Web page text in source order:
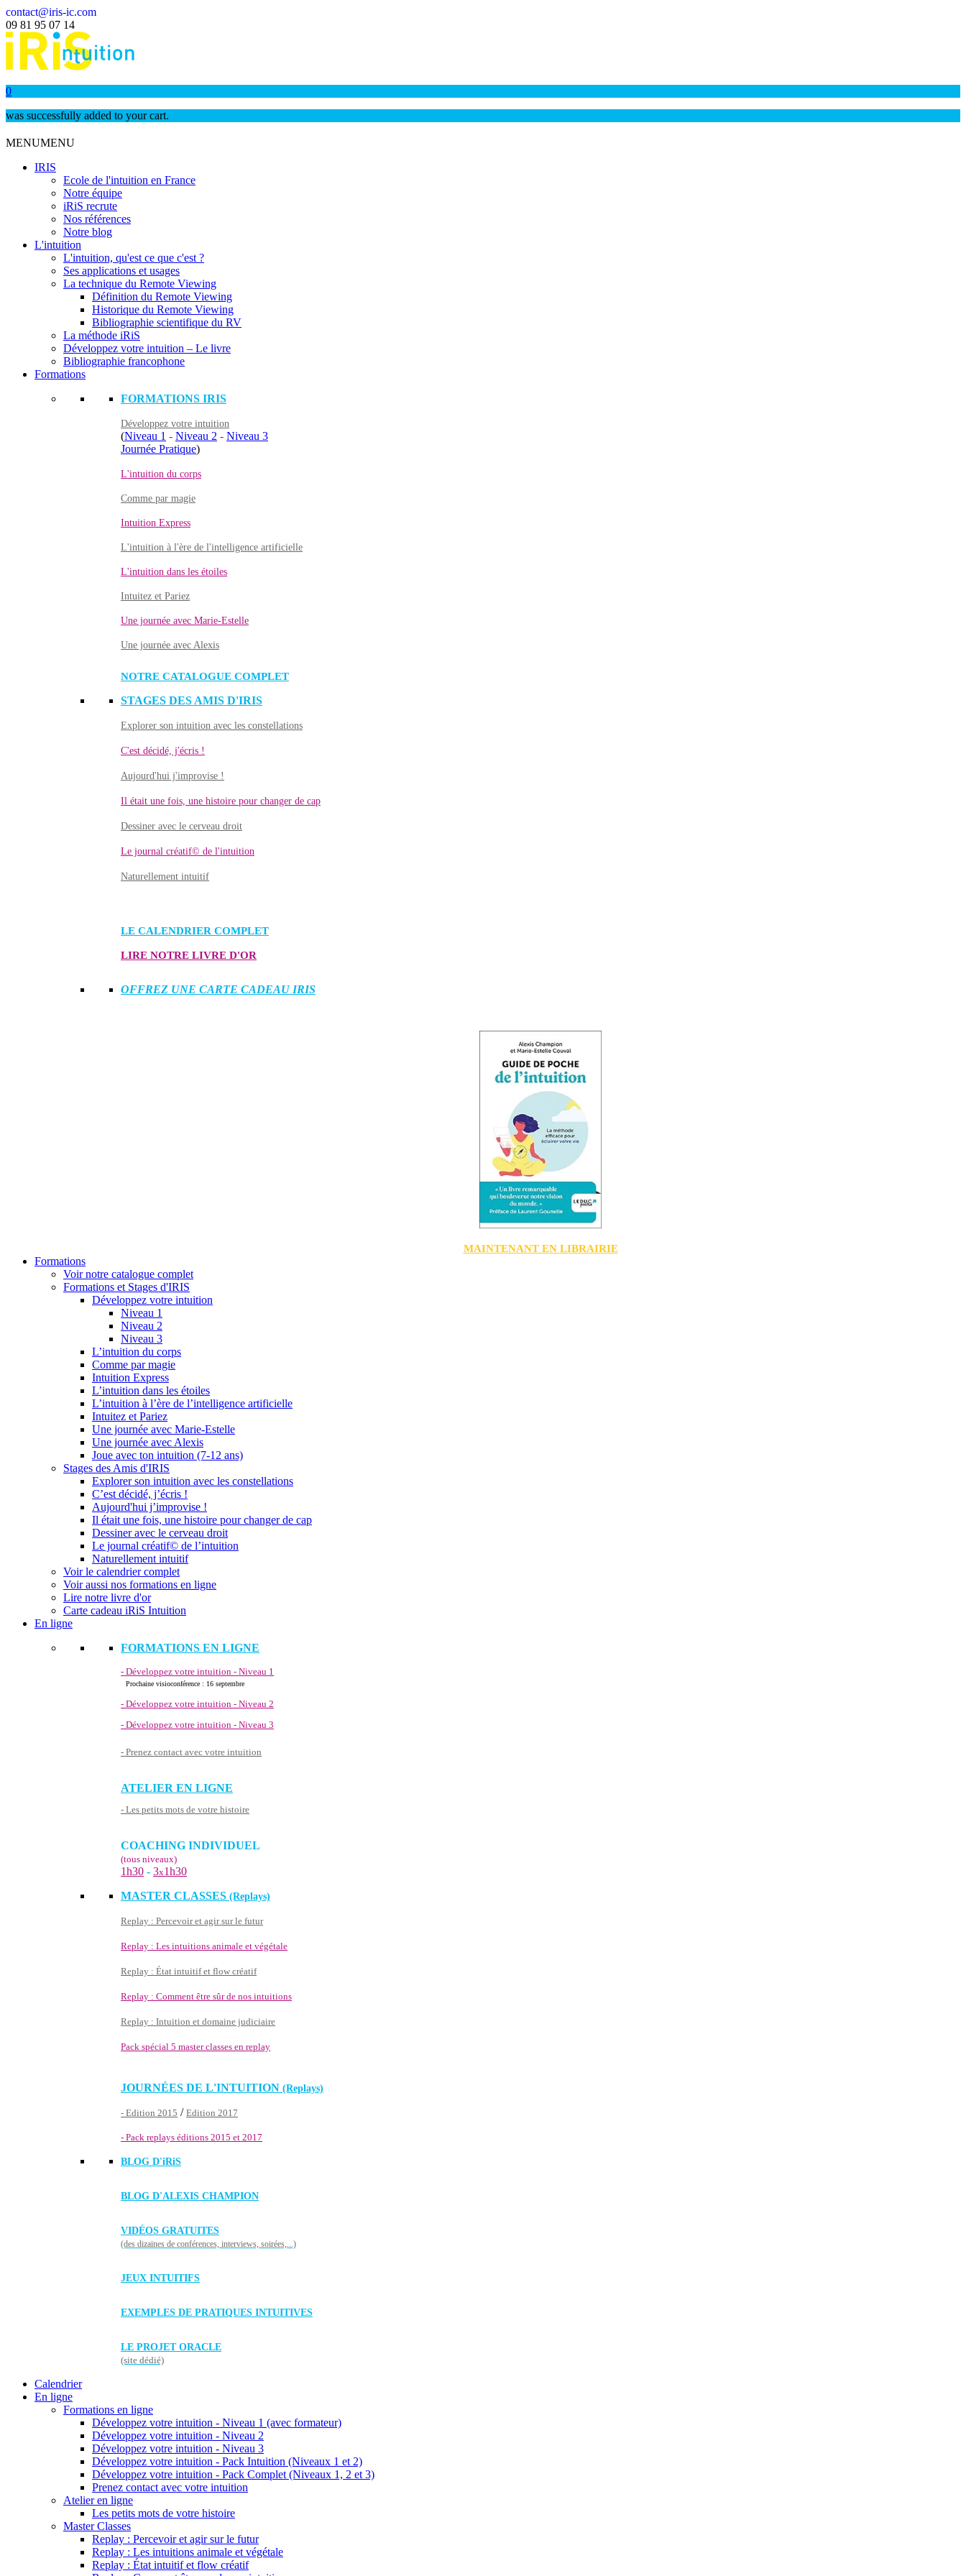
contact@iris-ic.com
09 81 95 07 14
0
was successfully added to your cart.
MENUMENU
IRIS
Ecole de l'intuition en France
Notre équipe
iRiS recrute
Nos références
Notre blog
L'intuition
L'intuition, qu'est ce que c'est ?
Ses applications et usages
La technique du Remote Viewing
Définition du Remote Viewing
Historique du Remote Viewing
Bibliographie scientifique du RV
La méthode iRiS
Développez votre intuition – Le livre
Bibliographie francophone
Formations
FORMATIONS IRIS
Développez votre intuition
(Niveau 1 - Niveau 2 - Niveau 3
Journée Pratique)
L'intuition du corps
Comme par magie
Intuition Express
L'intuition à l'ère de l'intelligence artificielle
L'intuition dans les étoiles
Intuitez et Pariez
Une journée avec Marie-Estelle
Une journée avec Alexis
NOTRE CATALOGUE COMPLET
STAGES DES AMIS D'IRIS
Explorer son intuition avec les constellations
C'est décidé, j'écris !
Aujourd'hui j'improvise !
Il était une fois, une histoire pour changer de cap
Dessiner avec le cerveau droit
Le journal créatif© de l'intuition
Naturellement intuitif
LE CALENDRIER COMPLET
LIRE NOTRE LIVRE D'OR
OFFREZ UNE CARTE CADEAU IRIS
MAINTENANT EN LIBRAIRIE
Formations
Voir notre catalogue complet
Formations et Stages d'IRIS
Développez votre intuition
Niveau 1
Niveau 2
Niveau 3
L’intuition du corps
Comme par magie
Intuition Express
L’intuition dans les étoiles
L’intuition à l’ère de l’intelligence artificielle
Intuitez et Pariez
Une journée avec Marie-Estelle
Une journée avec Alexis
Joue avec ton intuition (7-12 ans)
Stages des Amis d'IRIS
Explorer son intuition avec les constellations
C’est décidé, j’écris !
Aujourd'hui j’improvise !
Il était une fois, une histoire pour changer de cap
Dessiner avec le cerveau droit
Le journal créatif© de l’intuition
Naturellement intuitif
Voir le calendrier complet
Voir aussi nos formations en ligne
Lire notre livre d'or
Carte cadeau iRiS Intuition
En ligne
FORMATIONS EN LIGNE
- Développez votre intuition - Niveau 1
Prochaine visioconférence : 16 septembre
- Développez votre intuition - Niveau 2
- Développez votre intuition - Niveau 3
- Prenez contact avec votre intuition
ATELIER EN LIGNE
- Les petits mots de votre histoire
COACHING INDIVIDUEL
(tous niveaux)
1h30 - 3x1h30
MASTER CLASSES (Replays)
Replay : Percevoir et agir sur le futur
Replay : Les intuitions animale et végétale
Replay : État intuitif et flow créatif
Replay : Comment être sûr de nos intuitions
Replay : Intuition et domaine judiciaire
Pack spécial 5 master classes en replay
JOURNÉES DE L'INTUITION (Replays)
- Edition 2015 / Edition 2017
- Pack replays éditions 2015 et 2017
BLOG D'iRiS
BLOG D'ALEXIS CHAMPION
VIDÉOS GRATUITES
(des dizaines de conférences, interviews, soirées,...)
JEUX INTUITIFS
EXEMPLES DE PRATIQUES INTUITIVES
LE PROJET ORACLE
(site dédié)
Calendrier
En ligne
Formations en ligne
Développez votre intuition - Niveau 1 (avec formateur)
Développez votre intuition - Niveau 2
Développez votre intuition - Niveau 3
Développez votre intuition - Pack Intuition (Niveaux 1 et 2)
Développez votre intuition - Pack Complet (Niveaux 1, 2 et 3)
Prenez contact avec votre intuition
Atelier en ligne
Les petits mots de votre histoire
Master Classes
Replay : Percevoir et agir sur le futur
Replay : Les intuitions animale et végétale
Replay : État intuitif et flow créatif